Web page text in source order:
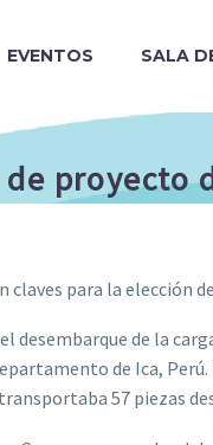
EVENTOS SALA
proyecto
claves para la elección
desembarque de la
de Ica,
57 piezas